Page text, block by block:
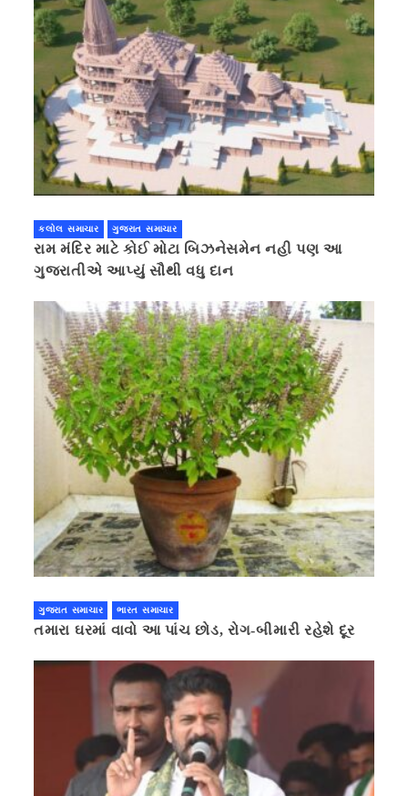
કલોલ સમાચાર ગુજરાત સમાચાર
રામ મંદિર માટે કોઈ મોટા બિઝનેસમેન નહી પણ આ
ગુજરાતીએ આપ્યું સૌથી વધુ દાન
ગુજરાત સમાચાર ભારત સમાચાર
તમારા ઘરમાં વાવો આ પાંચ છોડ, રોગ-બીમારી રહેશે દૂર